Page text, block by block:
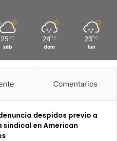
25 ℃
sáb
24 ℃
dom
23 ℃
lun
Comentarios
denuncia despidos previo a
sindical en American